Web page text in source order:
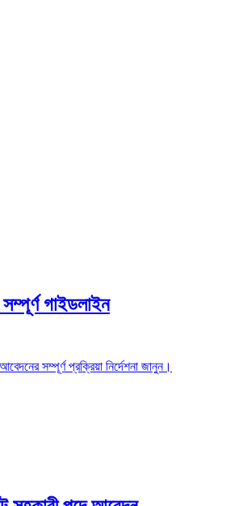
গাইডলাইন
সম্পূর্ণ প্রক্রিয়া নির্দেশনা জানুন।